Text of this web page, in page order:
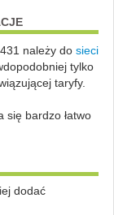
należy do sieci
tylko
taryfy.
się bardzo łatwo
dodać